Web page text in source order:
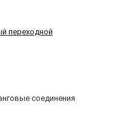
переходной